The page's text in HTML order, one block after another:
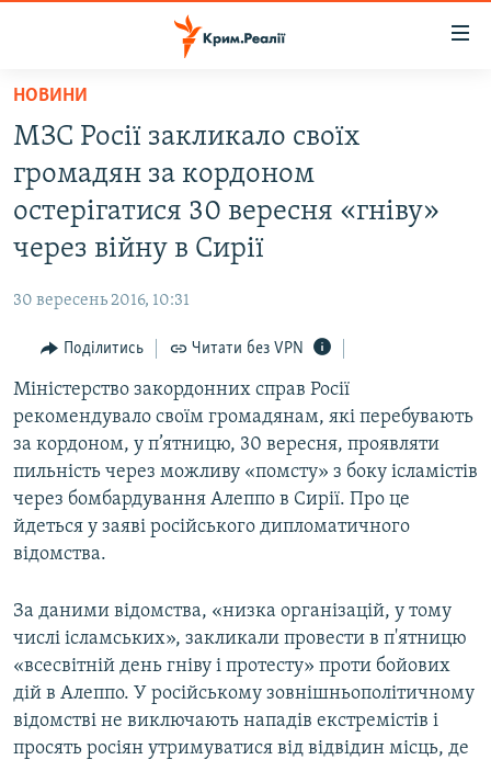
Перейти
основного
матеріалу
Перейти
до
основної
Перейти
пошуку
ВІДЕО ТА ФОТО
ПОГЛЯД
ІНТЕРВ'Ю
ВСЕ ЗА ДЕНЬ
СПЕЦПРОЕКТИ
ДЕПОРТАЦІЯ
ВІДЕОУРОКИ «ELIFBE»
СВІДЧЕННЯ ОКУПАЦІЇ
ІНФОГРАФІКА
ЯК ОБІЙТИ БЛОКУВАННЯ
Русский
Qırımtatar
ДОЛУЧАЙСЯ!
Усі сайти RFE/RL
НОВИНИ
МЗС Росії закликало своїх
громадян за кордоном
остерігатися 30 вересня «гніву»
через війну в Сирії
30 вересень 2016, 10:31
Поділитись Читати без VPN
Міністерство закордонних справ Росії
рекомендувало своїм громадянам, які перебувають
за кордоном, у п’ятницю, 30 вересня, проявляти
пильність через можливу «помсту» з боку ісламістів
через бомбардування Алеппо в Сирії. Про це
йдеться у заяві російського дипломатичного
відомства.
За даними відомства, «низка організацій, у тому
числі ісламських», закликали провести в п'ятницю
«всесвітній день гніву і протесту» проти бойових
дій в Алеппо. У російському зовнішньополітичному
відомстві не виключають нападів екстремістів і
просять росіян утримуватися від відвідин місць, де